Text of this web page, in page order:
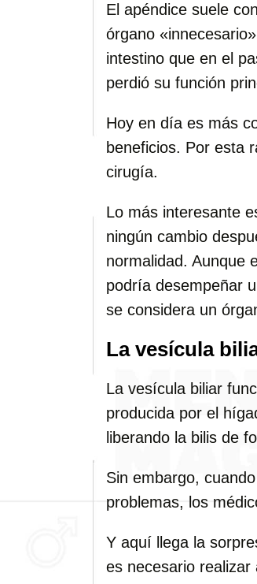
El apéndice suele
órgano
intestino que en el
perdió su función
Hoy en día es más
beneficios. Por esta
cirugía.
Lo más interesante
ningún cambio
normalidad. Aunque
podría desempeñar
se considera un
La vesícula
La vesícula biliar
producida por el
liberando la bilis de
Sin embargo,
problemas, los
Y aquí llega la
es necesario